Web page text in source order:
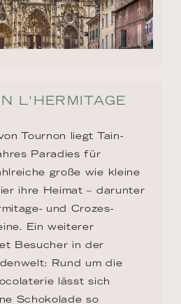
L'HERMITAGE
Tournon liegt Tain-
Paradies für
große wie kleine
ihre Heimat – darunter
und Crozes-
Ein weiterer
Besucher in der
Rund um die
lässt sich
Schokolade so